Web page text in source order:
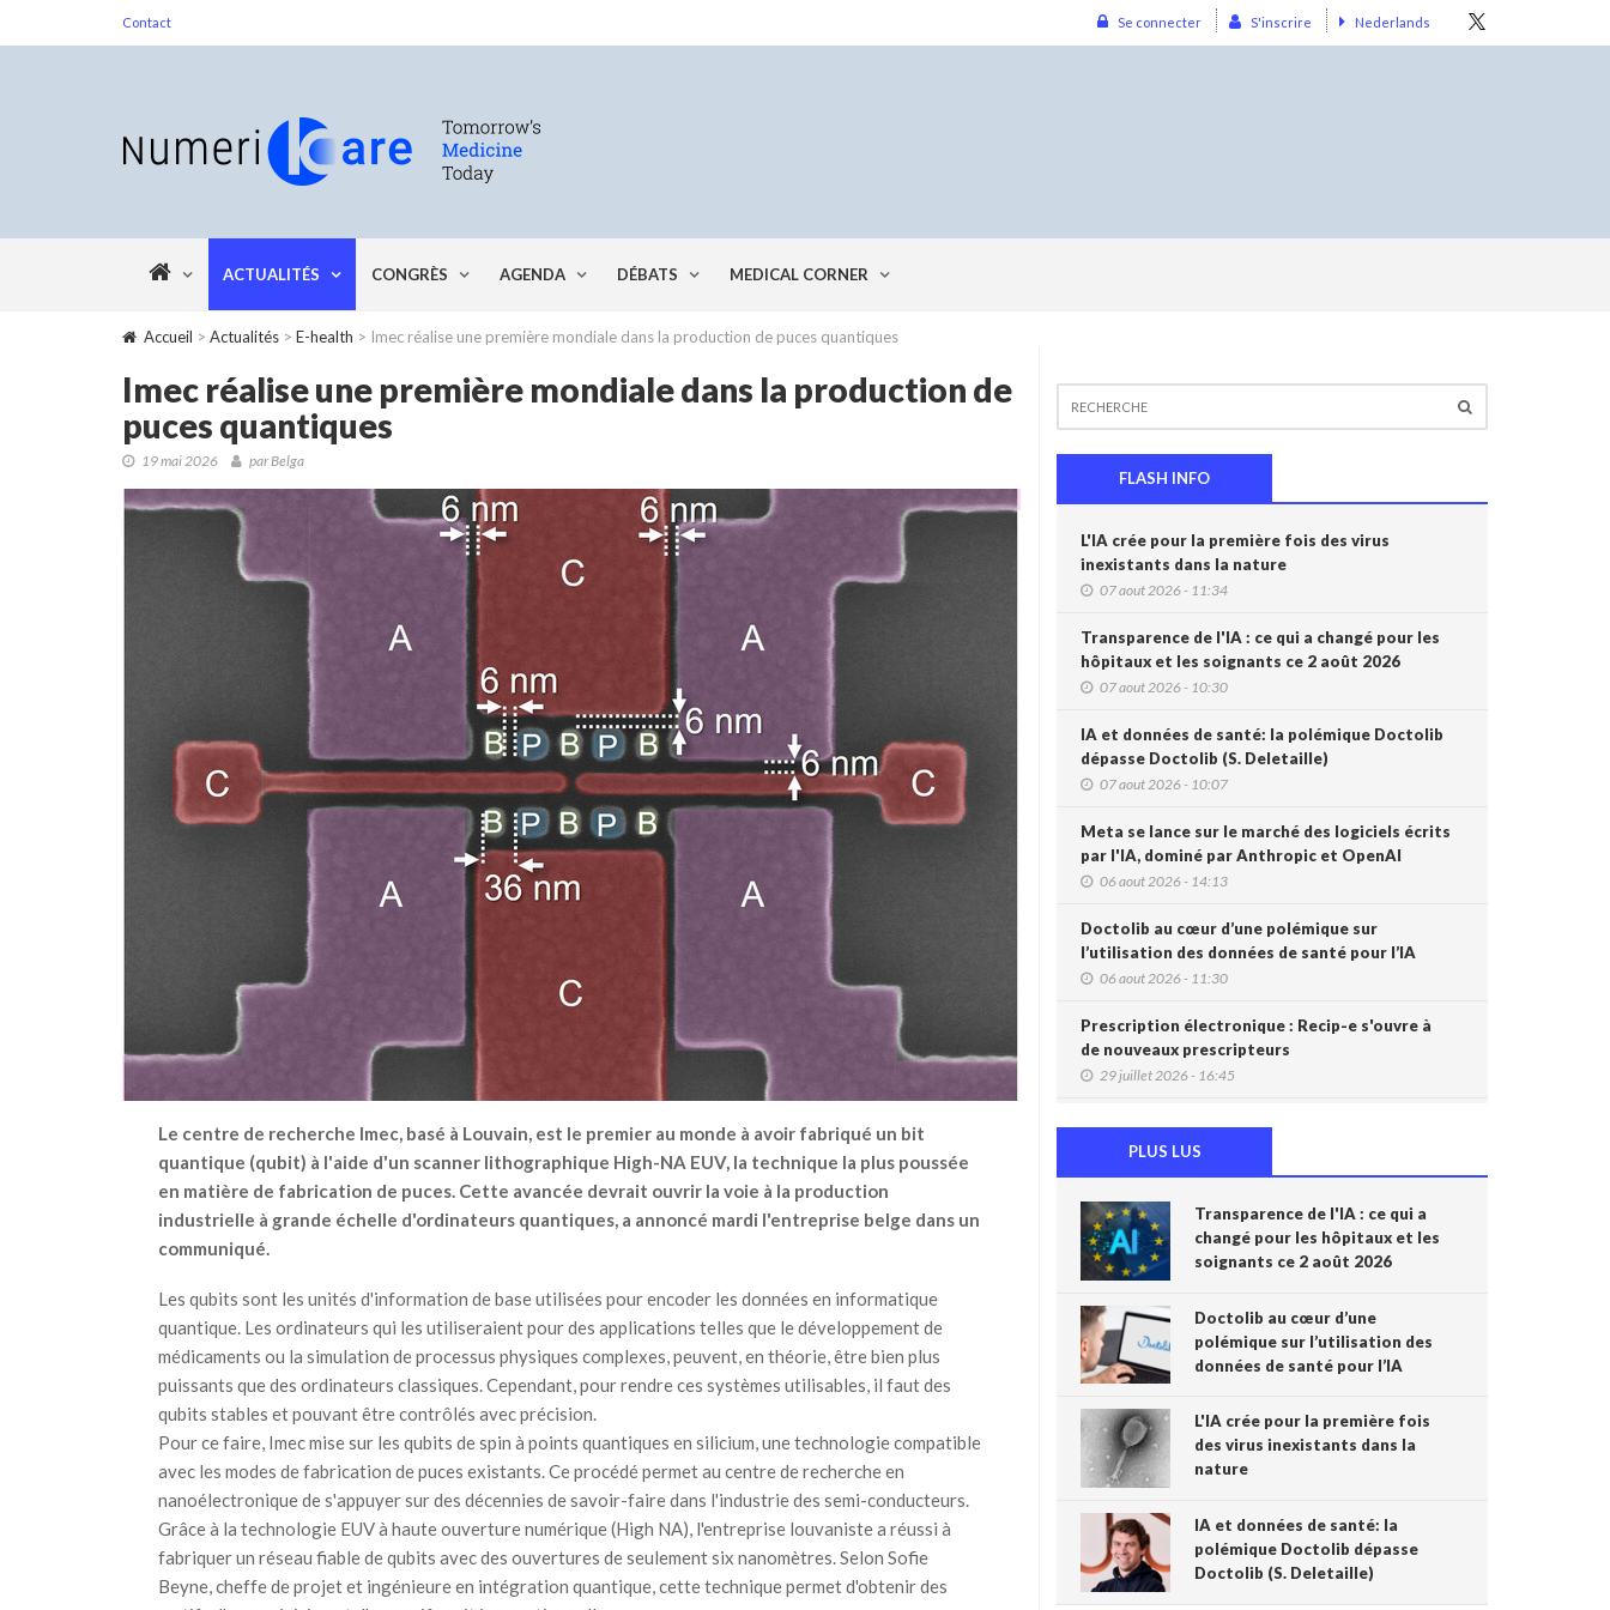
Contact Se connecter S'inscrire Nederlands
ACTUALITÉS CONGRÈS AGENDA DÉBATS MEDICAL CORNER
Accueil > Actualités > E-health > Imec réalise une première mondiale dans la production de puces quantiques
Imec réalise une première mondiale dans la production de
puces quantiques
19 mai 2026 par Belga
Le centre de recherche Imec, basé à Louvain, est le premier au monde à avoir fabriqué un bit
quantique (qubit) à l'aide d'un scanner lithographique High-NA EUV, la technique la plus poussée
en matière de fabrication de puces. Cette avancée devrait ouvrir la voie à la production
industrielle à grande échelle d'ordinateurs quantiques, a annoncé mardi l'entreprise belge dans un
communiqué.
Les qubits sont les unités d'information de base utilisées pour encoder les données en informatique
quantique. Les ordinateurs qui les utiliseraient pour des applications telles que le développement de
médicaments ou la simulation de processus physiques complexes, peuvent, en théorie, être bien plus
puissants que des ordinateurs classiques. Cependant, pour rendre ces systèmes utilisables, il faut des
qubits stables et pouvant être contrôlés avec précision.
Pour ce faire, Imec mise sur les qubits de spin à points quantiques en silicium, une technologie compatible
avec les modes de fabrication de puces existants. Ce procédé permet au centre de recherche en
nanoélectronique de s'appuyer sur des décennies de savoir-faire dans l'industrie des semi-conducteurs.
Grâce à la technologie EUV à haute ouverture numérique (High NA), l'entreprise louvaniste a réussi à
fabriquer un réseau fiable de qubits avec des ouvertures de seulement six nanomètres. Selon Sofie
Beyne, cheffe de projet et ingénieure en intégration quantique, cette technique permet d'obtenir des
FLASH INFO
L'IA crée pour la première fois des virus
inexistants dans la nature
07 aout 2026 - 11:34
Transparence de l'IA : ce qui a changé pour les
hôpitaux et les soignants ce 2 août 2026
07 aout 2026 - 10:30
IA et données de santé: la polémique Doctolib
dépasse Doctolib (S. Deletaille)
07 aout 2026 - 10:07
Meta se lance sur le marché des logiciels écrits
par l'IA, dominé par Anthropic et OpenAI
06 aout 2026 - 14:13
Doctolib au cœur d’une polémique sur
l’utilisation des données de santé pour l’IA
06 aout 2026 - 11:30
Prescription électronique : Recip-e s'ouvre à
de nouveaux prescripteurs
29 juillet 2026 - 16:45
accès non autorisés (Ordre)
IA et prévention : une nouvelle génération de
check-up médicaux arrive
24 juillet 2026 - 09:14
France: le Parlement interdit les réseaux
sociaux aux moins de 15 ans, première en
Europe
L'Ares finance un projet d'IA pour renforcer le
diagnostic de la malaria en RDC
17 juillet 2026 - 14:55
Une box connectée belge pour simplifier le
travail des soignants
15 juillet 2026 - 11:24
PLUS LUS
Transparence de l'IA : ce qui a
changé pour les hôpitaux et les
soignants ce 2 août 2026
Doctolib au cœur d’une
polémique sur l’utilisation des
données de santé pour l’IA
L'IA crée pour la première fois
des virus inexistants dans la
nature
IA et données de santé: la
polémique Doctolib dépasse
Doctolib (S. Deletaille)